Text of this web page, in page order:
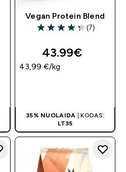
Vegan Protein Blend
4.29 out of 5 stars
(7)
43.99€‎
43,99 €‎/kg
35% NUOLAIDA | KODAS:
LT35